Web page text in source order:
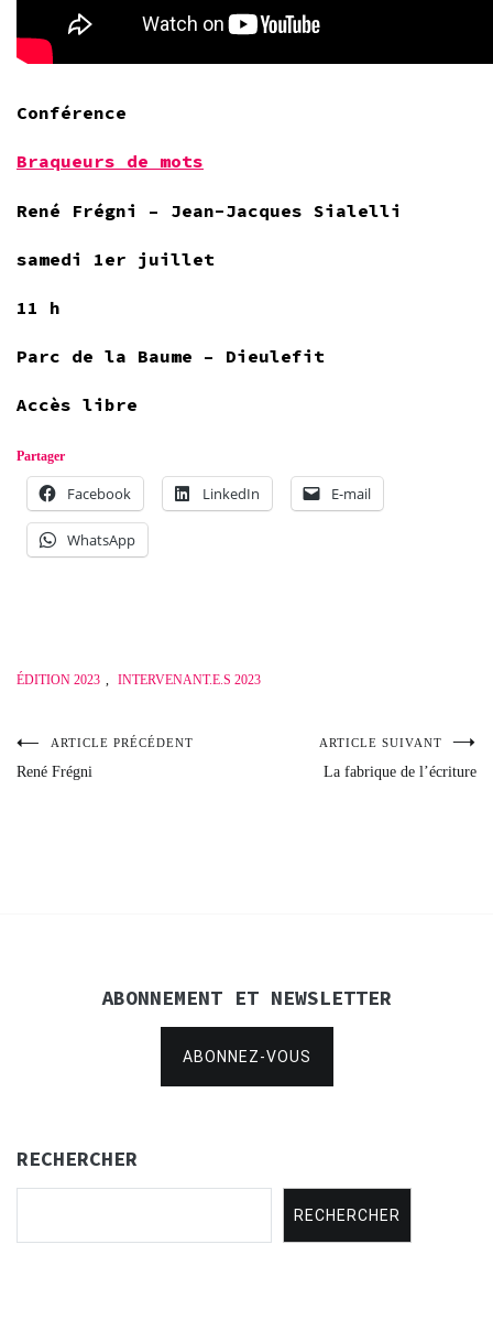
Conférence
Braqueurs de mots
René Frégni – Jean-Jacques Sialelli
samedi 1er juillet
11 h
Parc de la Baume – Dieulefit
Accès libre
Partager
Facebook LinkedIn E-mail
WhatsApp
ÉDITION 2023 INTERVENANT.E.S 2023
Navigation
ARTICLE PRÉCÉDENT
René Frégni
ARTICLE SUIVANT
La fabrique de l’écriture
ABONNEMENT ET NEWSLETTER
ABONNEZ-VOUS
RECHERCHER
RECHERCHER